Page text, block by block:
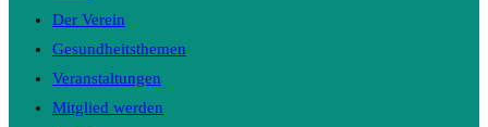
Der Verein
Gesundheitsthemen
Veranstaltungen
Mitglied werden